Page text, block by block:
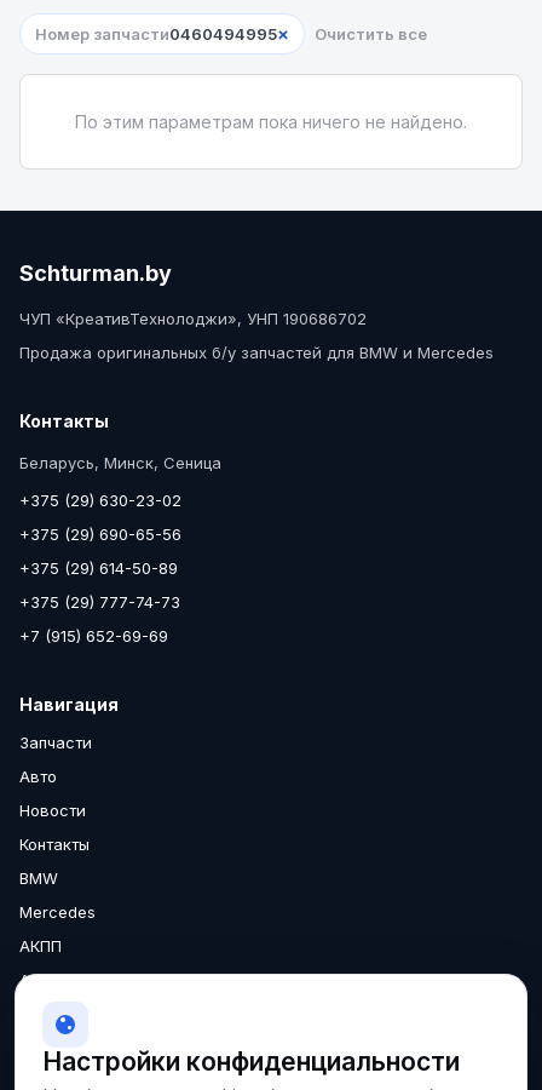
Номер запчасти0460494995× Очистить все
По этим параметрам пока ничего не найдено.
Schturman.by
ЧУП «КреативТехнолоджи», УНП 190686702
Продажа оригинальных б/у запчастей для BMW и Mercedes
Контакты
Беларусь, Минск, Сеница
+375 (29) 630-23-02
+375 (29) 690-65-56
+375 (29) 614-50-89
+375 (29) 777-74-73
+7 (915) 652-69-69
Навигация
Запчасти
Авто
Новости
Контакты
BMW
Mercedes
АКПП
Аксессуары
Двигатели
МКППНастройки конфиденциальности